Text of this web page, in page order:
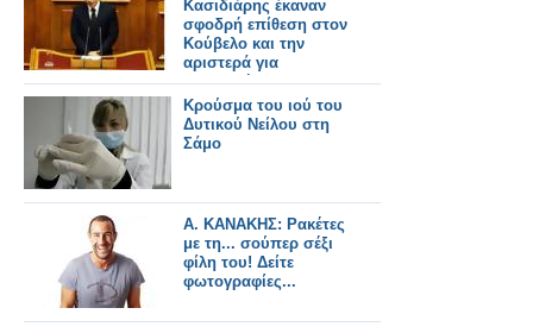
Κασιδιάρης έκαναν
σφοδρή επίθεση στον
Κούβελο και την
αριστερά για
Παπαχρήστου!
Κρούσμα του ιού του
Δυτικού Νείλου στη
Σάμο
Α. ΚΑΝΑΚΗΣ: Ρακέτες
με τη... σούπερ σέξι
φίλη του! Δείτε
φωτογραφίες...